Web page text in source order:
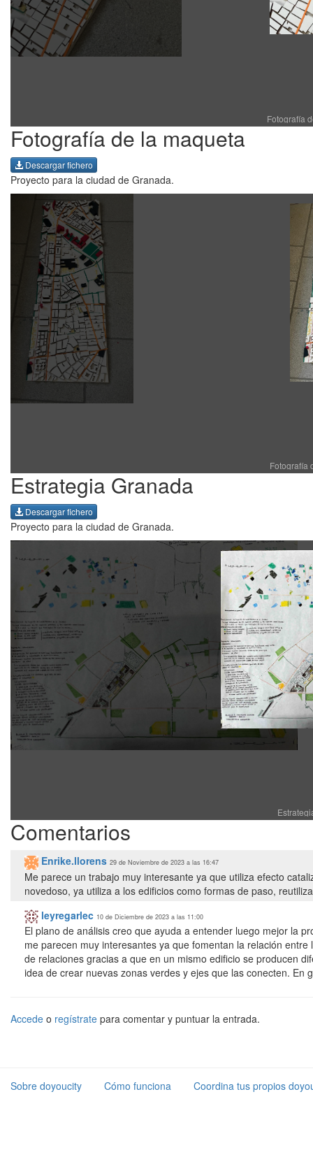
Fotografía
Fotografía de la maqueta
Descargar fichero
Proyecto para la ciudad de Granada.
Fotografía
Estrategia Granada
Descargar fichero
Proyecto para la ciudad de Granada.
Comentarios
Enrike.llorens 29 de Noviembre de 2023 a las 16:47
Me parece un trabajo muy interesante ya que utiliza efecto
novedoso, ya utiliza a los edificios como formas de paso,
leyregarlec 10 de Diciembre de 2023 a las 11:00
El plano de análisis creo que ayuda a entender luego mejor la
me parecen muy interesantes ya que fomentan la relación
de relaciones gracias a que en un mismo edificio se producen
Accede o regístrate para comentar y puntuar la entrada.
Sobre doyoucity Cómo funciona Coordina tus propios